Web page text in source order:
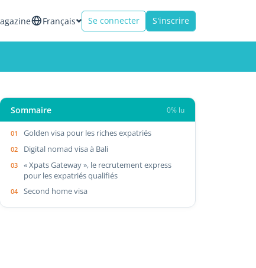
Français Se connecter S'inscrire
Sommaire 0% lu
Golden visa pour les riches expatriés
Digital nomad visa à Bali
« Xpats Gateway », le recrutement express
pour les expatriés qualifiés
Second home visa